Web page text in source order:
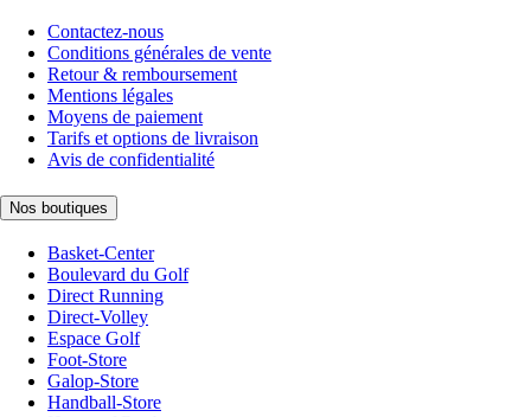
Contactez-nous
Conditions générales de vente
Retour & remboursement
Mentions légales
Moyens de paiement
Tarifs et options de livraison
Avis de confidentialité
Nos boutiques
Basket-Center
Boulevard du Golf
Direct Running
Direct-Volley
Espace Golf
Foot-Store
Galop-Store
Handball-Store